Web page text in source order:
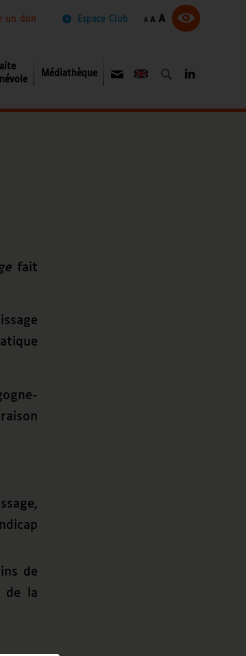
un don Espace Club A Diminuer
A Réinitialiser
AAugmenter
la
taille
Médiathèque About
fait
de
de la